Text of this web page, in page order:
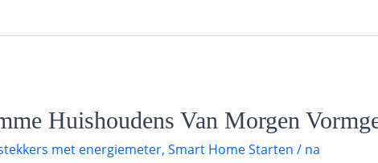
Huishoudens Van Morgen
met energiemeter, Smart Home Starten / na